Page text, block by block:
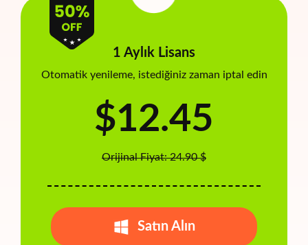
1 Aylık Lisans
Otomatik yenileme, istediğiniz zaman iptal edin
$12.45
Orijinal Fiyat: 24.90 $
Satın Alın